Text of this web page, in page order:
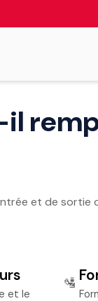
il
et de
et le
🛂